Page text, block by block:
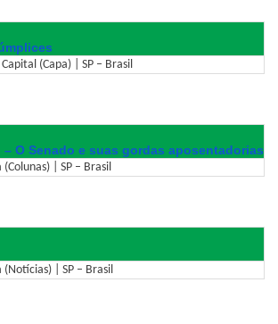
(Capa) | SP – Brasil
– O Senado e suas gordas aposentadorias
| SP – Brasil
| SP – Brasil